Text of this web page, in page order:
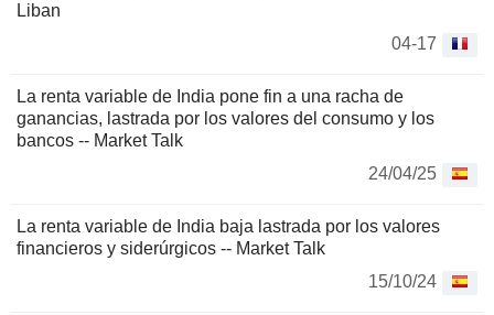
Liban
04-17
La renta variable de India pone fin a una racha de
ganancias, lastrada por los valores del consumo y los
bancos -- Market Talk
24/04/25
La renta variable de India baja lastrada por los valores
financieros y siderúrgicos -- Market Talk
15/10/24